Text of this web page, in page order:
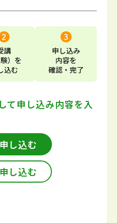
講
） を
込む
申し込み
内容を
確認・完了
て申し込み内容を入
し込む
し込む